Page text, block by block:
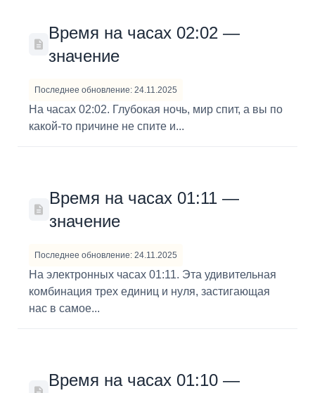
Время на часах 02:02 —
значение
Последнее обновление: 24.11.2025
На часах 02:02. Глубокая ночь, мир спит, а вы по
какой-то причине не спите и...
Время на часах 01:11 —
значение
Последнее обновление: 24.11.2025
На электронных часах 01:11. Эта удивительная
комбинация трех единиц и нуля, застигающая
нас в самое...
Время на часах 01:10 —